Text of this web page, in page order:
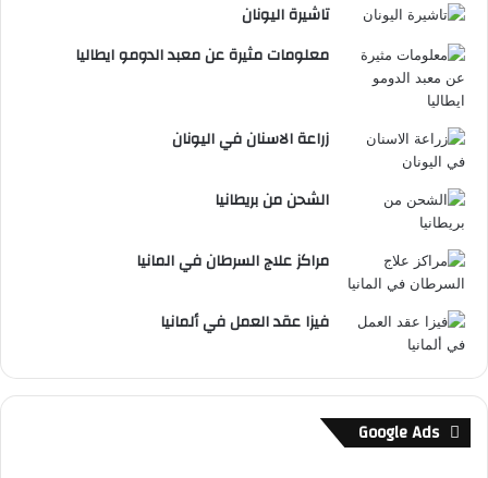
تاشيرة اليونان
معلومات مثيرة عن معبد الدومو ايطاليا
زراعة الاسنان في اليونان
الشحن من بريطانيا
مراكز علاج السرطان في المانيا
فيزا عقد العمل في ألمانيا
Google Ads